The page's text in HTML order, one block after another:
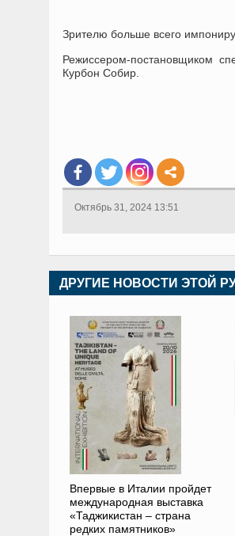
Зрителю больше всего
Режиссером-постановщиком
Курбон Собир.
Октябрь 31, 2024 13:51
ДРУГИЕ НОВОСТИ ЭТОЙ
Впервые в Италии пройдет
международная выставка
«Таджикистан – страна
редких памятников»